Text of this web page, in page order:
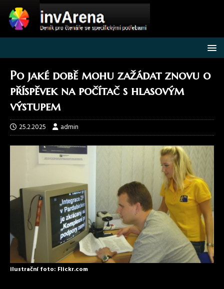
Po jaké době mohu zažádat znovu o
příspěvek na počítač s hlasovým
výstupem
25.2.2025 admin
ilustrační foto: Flickr.com